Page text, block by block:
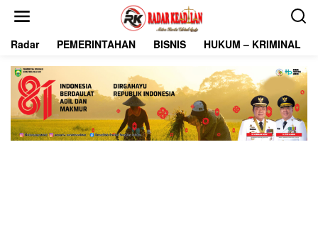
Radar PEMERINTAHAN BISNIS HUKUM – KRIMINAL